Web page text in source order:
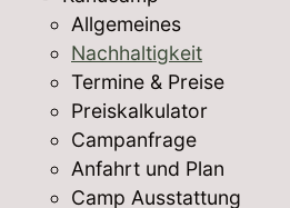
Allgemeines
Nachhaltigkeit
Termine & Preise
Preiskalkulator
Campanfrage
Anfahrt und Plan
Camp Ausstattung